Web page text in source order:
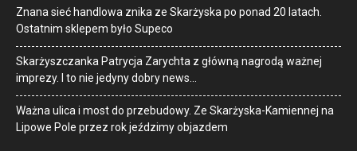
Znana sieć handlowa znika ze Skarżyska po ponad 20 latach.
Ostatnim sklepem było Supeco
Skarżyszczanka Patrycja Zarychta z główną nagrodą ważnej
imprezy. I to nie jedyny dobry news…
Ważna ulica i most do przebudowy. Ze Skarżyska-Kamiennej na
Lipowe Pole przez rok jeździmy objazdem